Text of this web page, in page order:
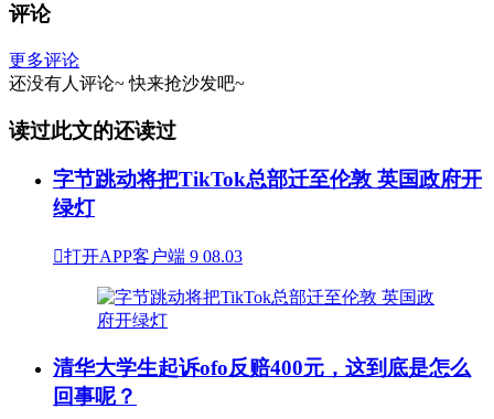
评论
更多评论
还没有人评论~ 快来抢沙发吧~
读过此文的还读过
字节跳动将把TikTok总部迁至伦敦 英国政府开
绿灯
打开APP客户端 9 08.03
清华大学生起诉ofo反赔400元，这到底是怎么
回事呢？